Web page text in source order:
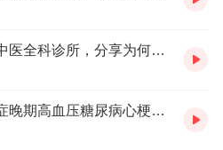
俞美钗医生，经营着一家中医全科诊所，分享为何合作视百年护眼赛道视力防空师蒋明
感谢伙伴分享自己家人癌症晚期高血压糖尿病心梗用营养师蒋明的方案提升免疫力恢复健康